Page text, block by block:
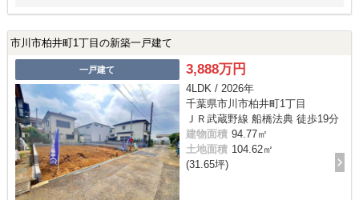
市川市柏井町1丁目の新築一戸建て
一戸建て 3,888万円
4LDK / 2026年
千葉県市川市柏井町1丁目
ＪＲ武蔵野線 船橋法典 徒歩19分
建物面積 94.77㎡
土地面積 104.62㎡
(31.65坪)